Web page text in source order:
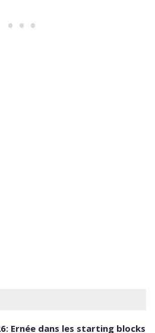
Ernée dans les starting blocks